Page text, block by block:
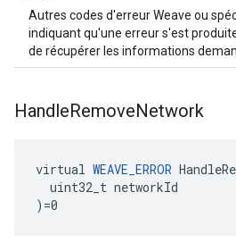
Autres codes d'erreur Weave ou
indiquant qu'une erreur s'est
de récupérer les informations
HandleRemoveNetwork
virtual WEAVE_ERROR
  uint32_t networkId
)=0